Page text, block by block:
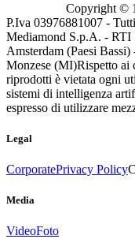
Copyright ©
P.Iva 03976881007 -
Mediamond S.p.A. - RTI
Amsterdam (Paesi
Monzese (MI)Rispetto ai
riprodotti è vietata ogni
sistemi di intelligenza
espresso di utilizzare
Legal
CorporatePrivacy Policy
Media
VideoFoto